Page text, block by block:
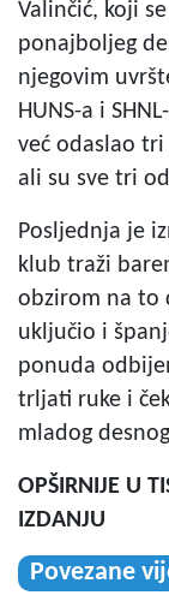
Valinčić, koji
ponajboljeg
njegovim
HUNS-a i
već odaslao
ali su sve tri
Posljednja je
klub traži
obzirom na to
uključio i
ponuda
trljati ruke i
mladog
OPŠIRNIJE U
IZDANJU
Povezane